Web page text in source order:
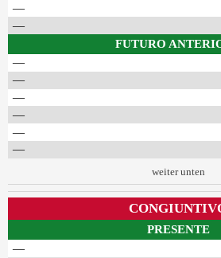
—
—
FUTURO
—
—
—
—
—
—
weiter unten
PRESENTE
—